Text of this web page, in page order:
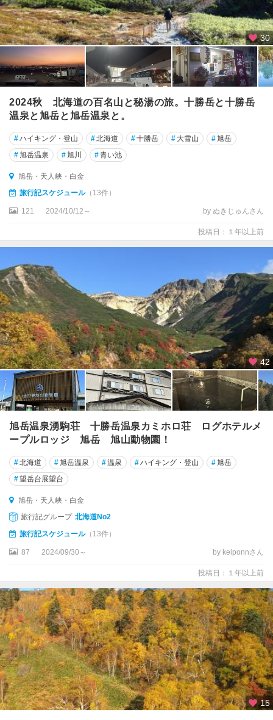
30
2024秋 北海道の百名山と秘湯の旅。十勝岳と十勝岳
温泉と旭岳と旭岳温泉と。
#ハイキング・登山 #北海道 #十勝岳 # 大雪山 #旭岳
#旭岳温泉 #旭川 #青い池
旭岳・天人峡・白金
旅行記スケジュール（13件）
121 2024/10/12～ by ぬきじゅんさん
投稿日：１年以上前
42
旭岳温泉湧駒荘 十勝岳温泉カミホロ荘 ログホテルメ
ープルロッジ 旭岳 旭山動物園！
#北海道 #旭岳温泉 #温泉 #ハイキング・登山 #旭岳
#望岳台展望台
旭岳・天人峡・白金
旅行記グループ 北海道No2
旅行記スケジュール（13件）
87 2024/09/30～ by keiponnさん
投稿日：１年以上前
15